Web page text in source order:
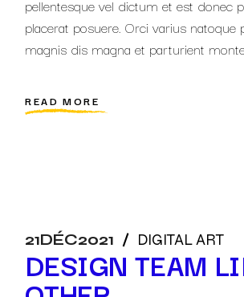
pellentesque vel dictum et est donec
placerat posuere. Orci varius natoque
magnis dis magna et parturient
READ MORE
21DÉC2021 DIGITAL ART
DESIGN TEAM